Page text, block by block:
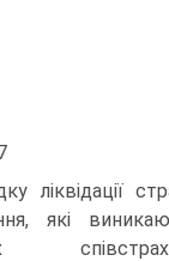
ліквідації
які